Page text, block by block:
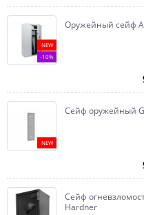
NEW
-10%
Оружейный сейф
NEW
Сейф оружейный
Сейф
Hardner